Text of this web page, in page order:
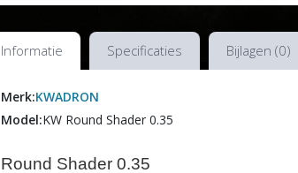
Informatie Specificaties Bijlagen (0)
Merk:KWADRON
Model:KW Round Shader 0.35
Round Shader 0.35